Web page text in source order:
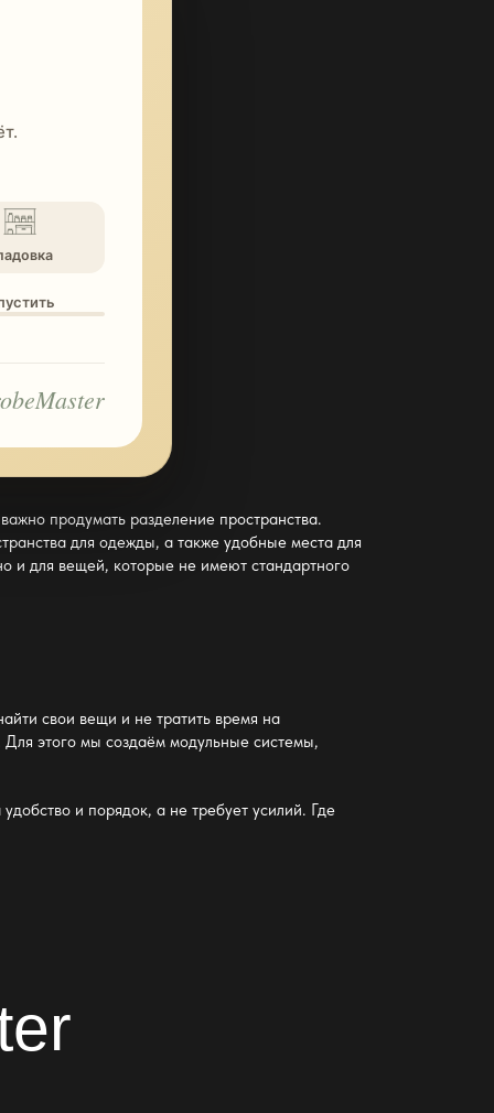
продумать разделение пространства.
для одежды, а также удобные места для
и для вещей, которые не имеют стандартного
свои вещи и не тратить время на
Для этого мы создаём модульные системы,
удобство и порядок, а не требует усилий. Где